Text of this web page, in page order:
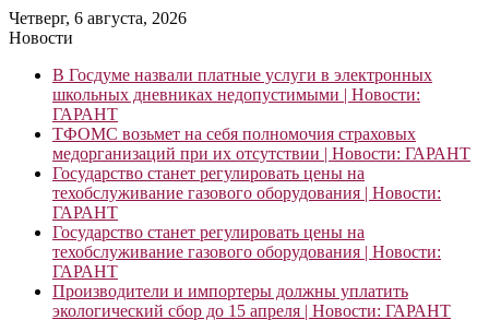
Четверг, 6 августа, 2026
Новости
В Госдуме назвали платные услуги в электронных
школьных дневниках недопустимыми | Новости:
ГАРАНТ
ТФОМС возьмет на себя полномочия страховых
медорганизаций при их отсутствии | Новости: ГАРАНТ
Государство станет регулировать цены на
техобслуживание газового оборудования | Новости:
ГАРАНТ
Государство станет регулировать цены на
техобслуживание газового оборудования | Новости:
ГАРАНТ
Производители и импортеры должны уплатить
экологический сбор до 15 апреля | Новости: ГАРАНТ